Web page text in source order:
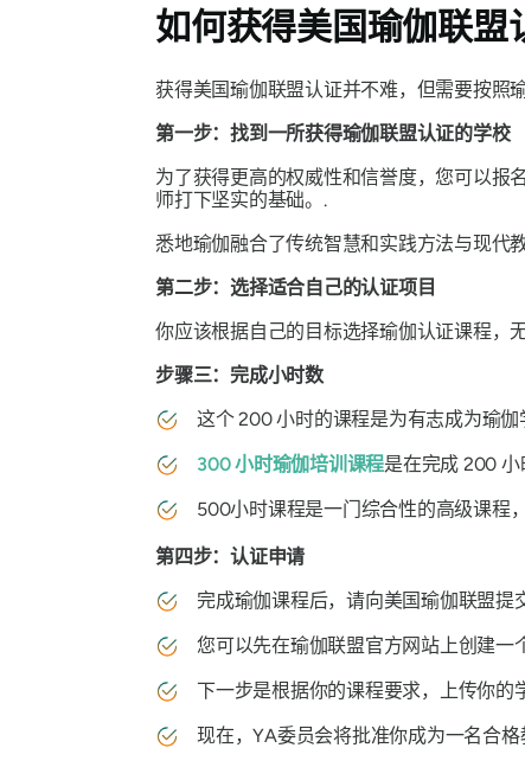
如何获得美国瑜伽联盟
获得美国瑜伽联盟认证并不难，但需要按照
第一步：找到一所获得瑜伽联盟认证的学校
为了获得更高的权威性和信誉度，您可以报
师打下坚实的基础。.
悉地瑜伽融合了传统智慧和实践方法与现代
第二步：选择适合自己的认证项目
你应该根据自己的目标选择瑜伽认证课程，
步骤三：完成小时数
这个 200 小时的课程是为有志成为瑜
300 小时瑜伽培训课程是在完成 200 小
500小时课程是一门综合性的高级课程
第四步：认证申请
完成瑜伽课程后，请向美国瑜伽联盟提
您可以先在瑜伽联盟官方网站上创建一
下一步是根据你的课程要求，上传你的
现在，YA委员会将批准你成为一名合格